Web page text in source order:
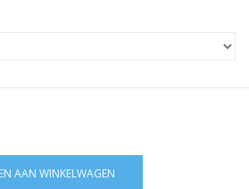
AAN WINKELWAGEN